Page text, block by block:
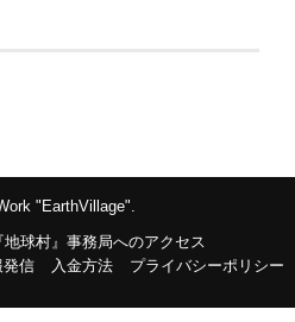
"EarthVillage".
地球村』事務局へのアクセス
信 入金方法 プライバシーポリシー